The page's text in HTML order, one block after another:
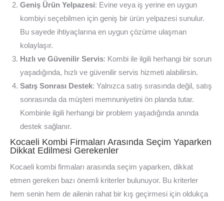
Geniş Ürün Yelpazesi: Evine veya iş yerine en uygun
kombiyi seçebilmen için geniş bir ürün yelpazesi sunulur.
Bu sayede ihtiyaçlarına en uygun çözüme ulaşman
kolaylaşır.
Hızlı ve Güvenilir Servis: Kombi ile ilgili herhangi bir sorun
yaşadığında, hızlı ve güvenilir servis hizmeti alabilirsin.
Satış Sonrası Destek: Yalnızca satış sırasında değil, satış
sonrasında da müşteri memnuniyetini ön planda tutar.
Kombinle ilgili herhangi bir problem yaşadığında anında
destek sağlanır.
Kocaeli Kombi Firmaları Arasında Seçim Yaparken
Dikkat Edilmesi Gerekenler
Kocaeli kombi firmaları arasında seçim yaparken, dikkat
etmen gereken bazı önemli kriterler bulunuyor. Bu kriterler
hem senin hem de ailenin rahat bir kış geçirmesi için oldukça